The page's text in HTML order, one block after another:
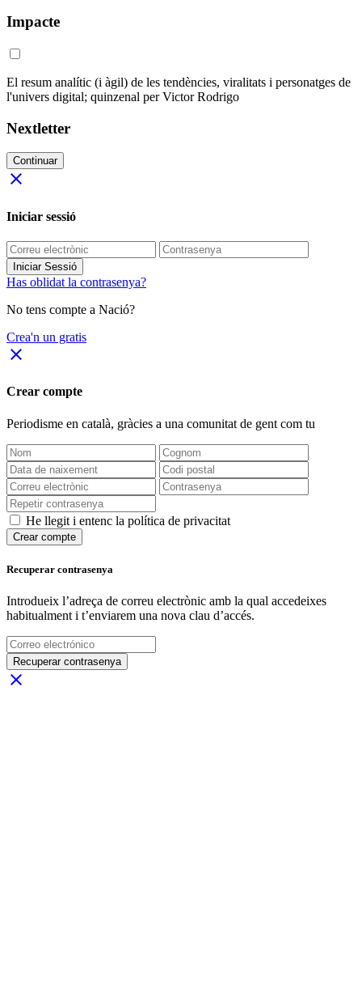
Impacte
El resum analític (i àgil) de les tendències, viralitats i personatges de
l'univers digital; quinzenal per Victor Rodrigo
Nextletter
Continuar
close
Iniciar sessió
Iniciar Sessió
Has oblidat la contrasenya?
No tens compte a Nació?
Crea'n un gratis
close
Crear compte
Periodisme en català, gràcies a una comunitat de gent com tu
He llegit i entenc la política de privacitat
Crear compte
Recuperar contrasenya
Introdueix l’adreça de correu electrònic amb la qual accedeixes
habitualment i t’enviarem una nova clau d’accés.
Recuperar contrasenya
close